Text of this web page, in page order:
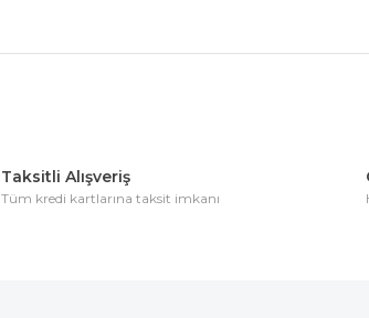
Taksitli Alışveriş
Tüm kredi kartlarına taksit imkanı